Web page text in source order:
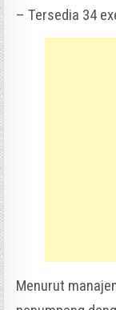
– Tersedia 34
Menurut